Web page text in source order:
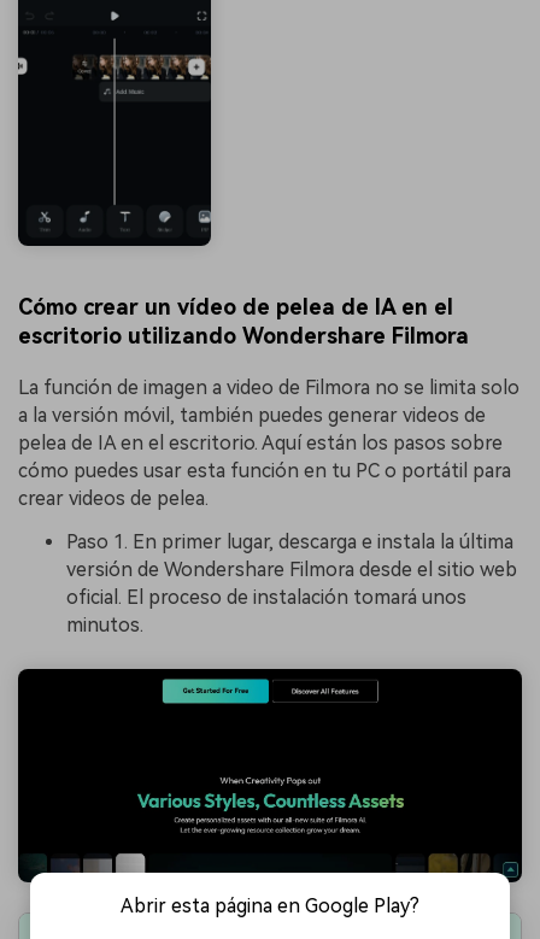
Cómo crear un vídeo de pelea de IA en el
escritorio utilizando Wondershare Filmora
La función de imagen a video de Filmora no se limita solo
a la versión móvil, también puedes generar videos de
pelea de IA en el escritorio. Aquí están los pasos sobre
cómo puedes usar esta función en tu PC o portátil para
crear videos de pelea.
Paso 1. En primer lugar, descarga e instala la última
versión de Wondershare Filmora desde el sitio web
oficial. El proceso de instalación tomará unos
minutos.
Abrir esta página en Google Play?